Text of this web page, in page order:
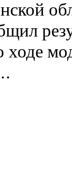
ходе